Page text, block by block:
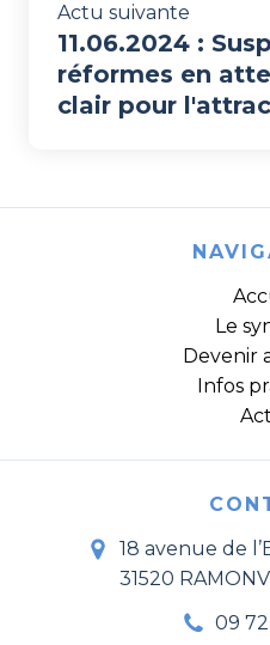
Actu suivante
11.06.2024 :
réformes en
clair pour
Le
Devenir
Infos
18 avenue de
31520
09